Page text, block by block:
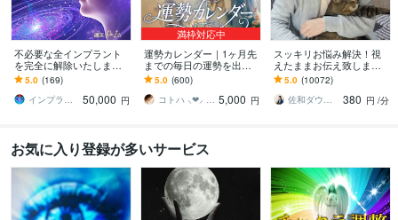
不必要な全インプラント
を完全に解除いたします
インプラント全解除創始
者 × 魂の解放・カルマ浄
化・能力開花
5.0 (169)
インプラント全解除創始者｜魂王DaI⭐︎
50,000 円
満枠対応中
運勢カレンダー｜1ヶ月先
までの毎日の運勢を出し
ます 30日×500字のおよそ
1万5千文字で細かく詳細
に記します
5.0 (600)
コトハ ⸜❤︎⸝ 新サービス提供開始✨️ 5,000 円
スッキリお悩み解決！視
えたままお伝え致します
恋愛、結婚、人間関係、
仕事、人生、ペットの気
持ち等◎祈願付き
5.0 (10072)
佐和ダウジング＆スピリットメンター
380 円 /分
お気に入り登録が多いサービス